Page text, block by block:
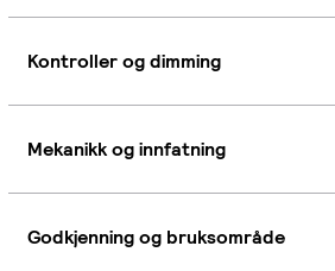
Kontroller og dimming
Mekanikk og innfatning
Godkjenning og bruksområde